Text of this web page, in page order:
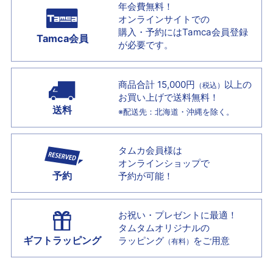
Tamca会員
年会費無料！
オンラインサイトでの
購入・予約にはTamca会員登録
が必要です。
送料
商品合計 15,000円 （税込） 以上の
お買い上げで送料無料！
※配送先：北海道・沖縄を除く。
予約
タムカ会員様は
オンラインショップで
予約が可能！
ギフトラッピング
お祝い・プレゼントに最適！
タムタムオリジナルの
ラッピング （有料） をご用意